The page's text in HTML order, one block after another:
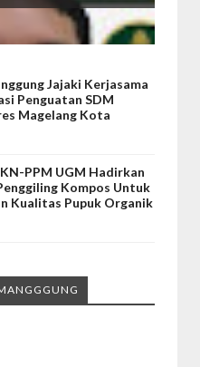
Jajaki Kerjasama
Penguatan SDM
Magelang Kota
PPM UGM Hadirkan
Kompos Untuk
Kualitas Pupuk Organik